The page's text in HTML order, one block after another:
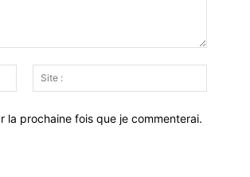
Email
:*
:
la prochaine fois que je commenterai.